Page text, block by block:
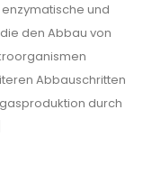
und
den Abbau von
Abbauschritten
durch